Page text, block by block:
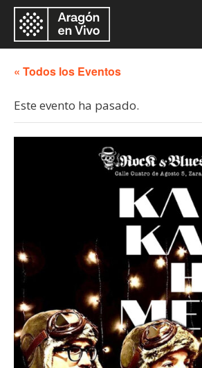
« Todos los Eventos
Este evento ha pasado.